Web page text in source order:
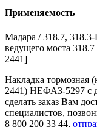
Применяемость
Мадара / 318.7,
ведущего моста
2441]
Накладка тормозная
2441) НЕФАЗ-5297 с
сделать заказ Вам
специалистов,
8 800 200 33 44,